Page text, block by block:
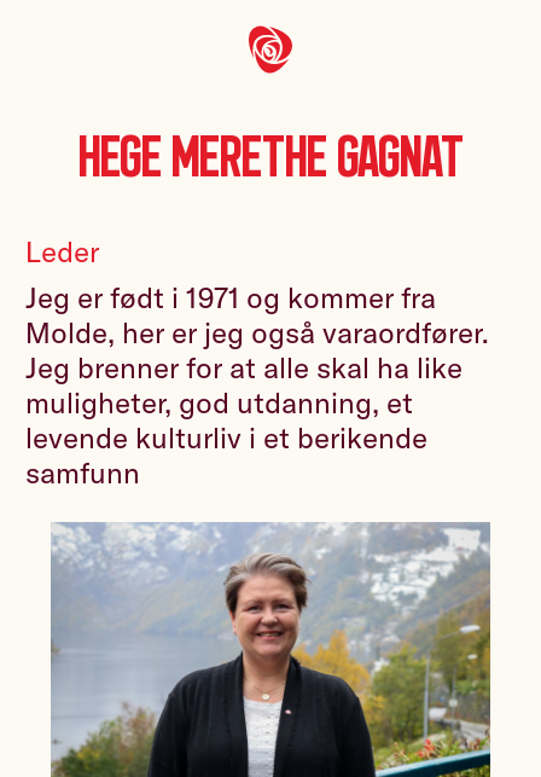
Hege Merethe Gagnat
Leder
Jeg er født i 1971 og kommer fra
Molde, her er jeg også varaordfører.
Jeg brenner for at alle skal ha like
muligheter, god utdanning, et
levende kulturliv i et berikende
samfunn